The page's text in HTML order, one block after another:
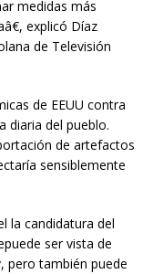
medidas más
explicó Díaz
de Televisión
de EEUU contra
diaria del pueblo.
de artefactos
sensiblemente
la candidatura del
ser vista de
pero también puede